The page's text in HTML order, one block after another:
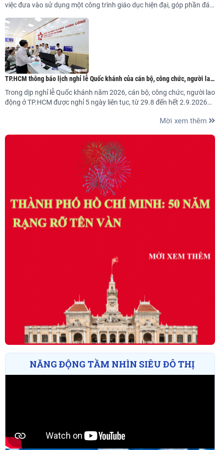
việc đưa vào sử dụng một công trình giáo dục hiện đại, góp phần đáp
nâng cao chất lượng giáo dục và thể hiện hiệu quả chủ trương xã hội
hóa giáo dục.
TP.HCM thông báo lịch nghỉ lễ Quốc khánh của cán bộ, công chức, người lao
động
Trong dịp nghỉ lễ Quốc khánh năm 2026, cán bộ, công chức, người lao
động ở TP.HCM được nghỉ 5 ngày liên tục, từ 29.8 đến hết 2.9.2026
Mời xem thêm
NĂNG ĐỘNG TẦM NHÌN SIÊU ĐÔ THỊ